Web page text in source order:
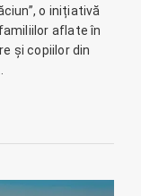
o inițiativă
aflate în
și copiilor din